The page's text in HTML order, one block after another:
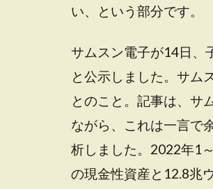
い、という部分です。
サムスン電子が14日、
と公示しました。サム
とのこと。記事は、サ
ながら、これは一言で
析しました。2022年1
の現金性資産と12.8兆